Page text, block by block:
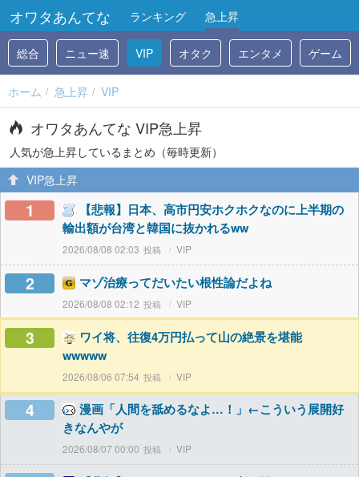
オワタあんてな ランキング 急上昇
総合 ニュー速 VIP オタク エンタメ ゲーム
ホーム 急上昇 VIP
オワタあんてな VIP急上昇
人気が急上昇しているまとめ（毎時更新）
VIP急上昇
1
【悲報】日本、高市円安ホクホクなのに上半期の
輸出額が台湾と韓国に抜かれるww
2026/08/08 02:03 VIP
2 マゾ治療ってだいたい根性論だよね
2026/08/08 02:12 VIP
3
ワイ将、往復4万円払って山の絶景を堪能
wwwww
2026/08/06 07:54 VIP
4
漫画「人間を舐めるなよ…！」←こういう展開好
きなんやが
2026/08/07 00:00 VIP